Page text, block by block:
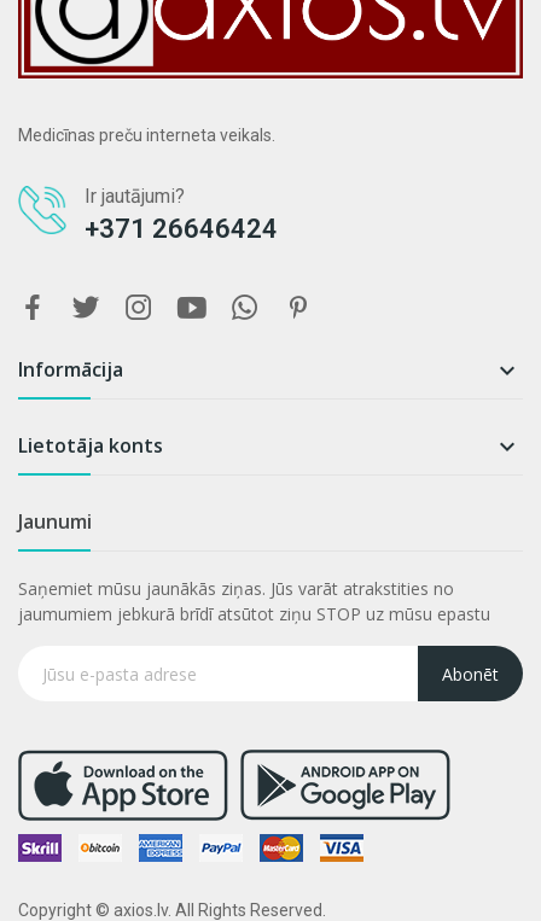
Medicīnas preču interneta veikals.
Ir jautājumi?
+371 26646424
Informācija 
Lietotāja konts 
Jaunumi
Saņemiet mūsu jaunākās ziņas. Jūs varāt atrakstities no
jaumumiem jebkurā brīdī atsūtot ziņu STOP uz mūsu epastu
Abonēt
Copyright © axios.lv. All Rights Reserved.